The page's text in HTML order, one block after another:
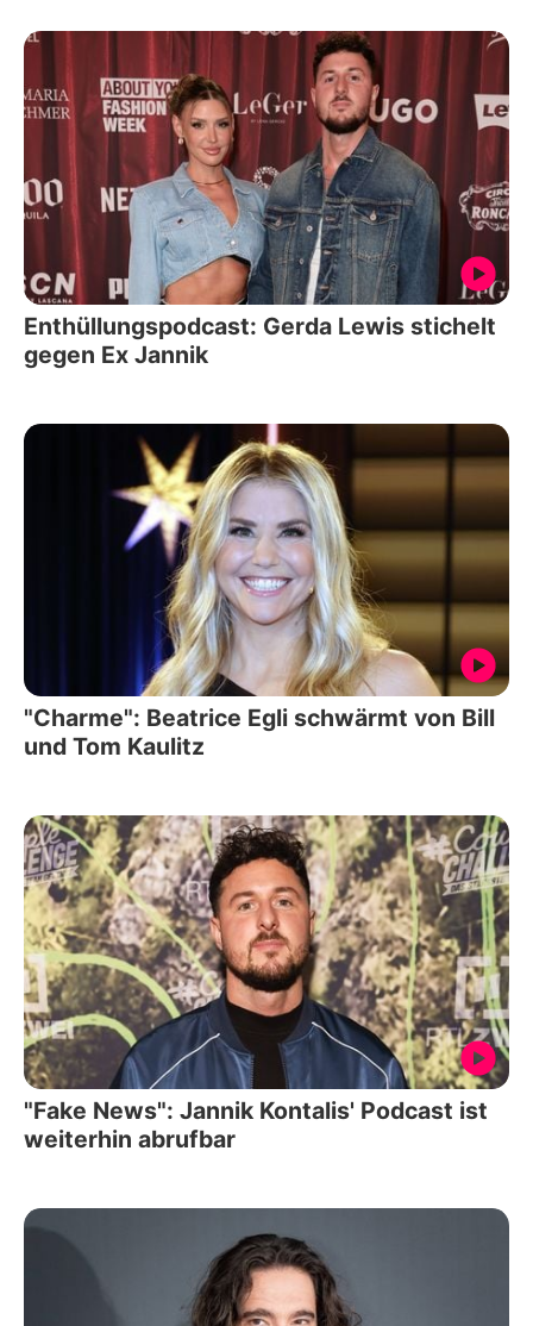
Enthüllungspodcast: Gerda Lewis stichelt
gegen Ex Jannik
"Charme": Beatrice Egli schwärmt von Bill
und Tom Kaulitz
"Fake News": Jannik Kontalis' Podcast ist
weiterhin abrufbar